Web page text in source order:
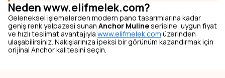
Neden www.elifmelek.com?
Geleneksel işlemelerden modern pano tasarımlarına kadar
geniş renk yelpazesi sunan Anchor Mulineserisine, uygun fiyat
ve hızlı teslimat avantajıyla www.elifmelek.com üzerinden
ulaşabilirsiniz. Nakışlarınıza ipeksi bir görünüm kazandırmak için
orijinal Anchor kalitesini seçin.